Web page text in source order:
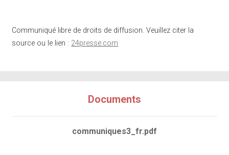
Communiqué libre de droits de diffusion. Veuillez citer la
source ou le lien : 24presse.com
Documents
communiques3_fr.pdf